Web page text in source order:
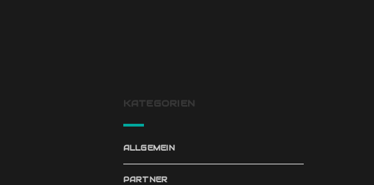
KATEGORIEN
ALLGEMEIN
PARTNER